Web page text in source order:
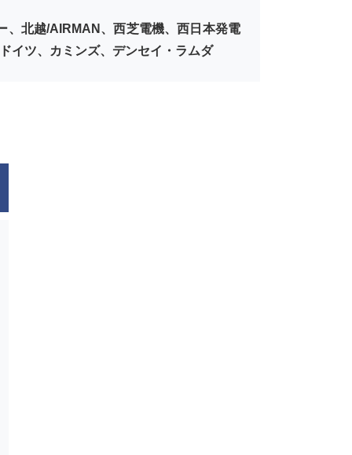
、北越/AIRMAN、西芝電機、西日本発電
イツ、カミンズ、デンセイ・ラムダ